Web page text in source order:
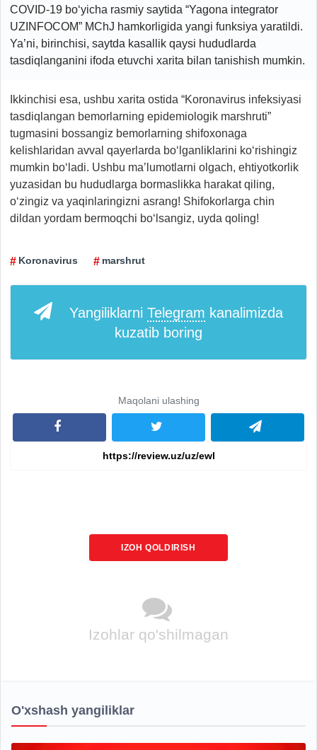
COVID-19 bo‘yicha rasmiy saytida “Yagona integrator
UZINFOCOM” MChJ hamkorligida yangi funksiya yaratildi.
Ya’ni, birinchisi, saytda kasallik qaysi hududlarda
tasdiqlanganini ifoda etuvchi xarita bilan tanishish mumkin.
Ikkinchisi esa, ushbu xarita ostida “Koronavirus infeksiyasi
tasdiqlangan bemorlarning epidemiologik marshruti”
tugmasini bossangiz bemorlarning shifoxonaga
kelishlaridan avval qayerlarda bo‘lganliklarini ko‘rishingiz
mumkin bo‘ladi. Ushbu ma’lumotlarni olgach, ehtiyotkorlik
yuzasidan bu hududlarga bormaslikka harakat qiling,
o‘zingiz va yaqinlaringizni asrang! Shifokorlarga chin
dildan yordam bermoqchi bo‘lsangiz, uyda qoling!
Koronavirus marshrut
Yangiliklarni Telegram kanalimizda
kuzatib boring
Maqolani ulashing
IZOH QOLDIRISH
Izohlar qo'shilmagan
O'xshash yangiliklar